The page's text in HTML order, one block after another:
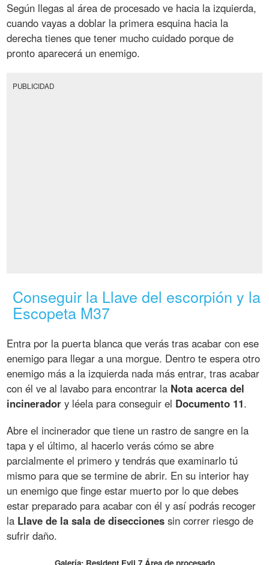
Según llegas al área de procesado ve hacia la izquierda,
cuando vayas a doblar la primera esquina hacia la
derecha tienes que tener mucho cuidado porque de
pronto aparecerá un enemigo.
PUBLICIDAD
Conseguir la Llave del escorpión y la
Escopeta M37
Entra por la puerta blanca que verás tras acabar con ese
enemigo para llegar a una morgue. Dentro te espera otro
enemigo más a la izquierda nada más entrar, tras acabar
con él ve al lavabo para encontrar la Nota acerca del
incinerador y léela para conseguir el Documento 11.
Abre el incinerador que tiene un rastro de sangre en la
tapa y el último, al hacerlo verás cómo se abre
parcialmente el primero y tendrás que examinarlo tú
mismo para que se termine de abrir. En su interior hay
un enemigo que finge estar muerto por lo que debes
estar preparado para acabar con él y así podrás recoger
la Llave de la sala de disecciones sin correr riesgo de
sufrir daño.